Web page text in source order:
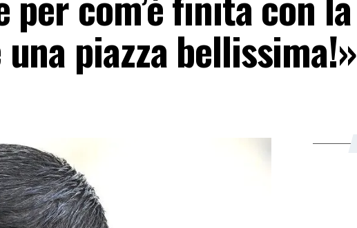
piazza bellissima!»